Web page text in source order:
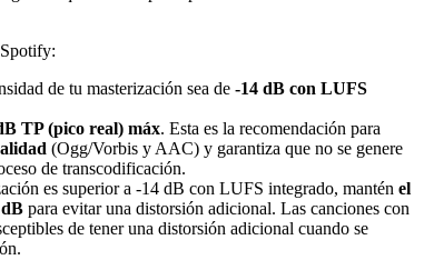
de tu masterización sea de -14 dB con LUFS
TP (pico real) máx. Esta es la recomendación para
(Ogg/Vorbis y AAC) y garantiza que no se genere
de transcodificación.
es superior a -14 dB con LUFS integrado, mantén el
para evitar una distorsión adicional. Las canciones con
de tener una distorsión adicional cuando se